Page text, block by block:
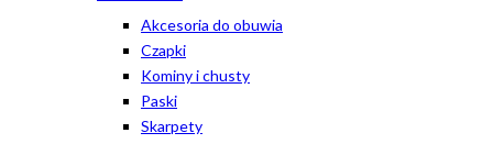
Akcesoria do obuwia
Czapki
Kominy i chusty
Paski
Skarpety